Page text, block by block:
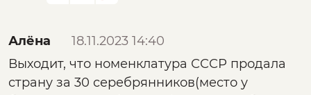
Алёна
18.11.2023 14:40
Выходит, что номенклатура СССР продала
страну за 30 серебрянников(место у